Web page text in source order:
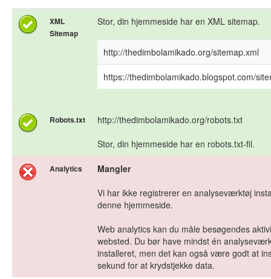
XML
Sitemap
Stor, din hjemmeside har en XML sitemap.
http://thedimbolamikado.org/sitemap.xml
https://thedimbolamikado.blogspot.com/
Robots.txt
http://thedimbolamikado.org/robots.txt
Stor, din hjemmeside har en robots.txt-fil.
Analytics
Mangler
Vi har ikke registrerer en analyseværktøj
denne hjemmeside.
Web analytics kan du måle besøgendes
websted. Du bør have mindst én
installeret, men det kan også være godt at
sekund for at krydstjekke data.